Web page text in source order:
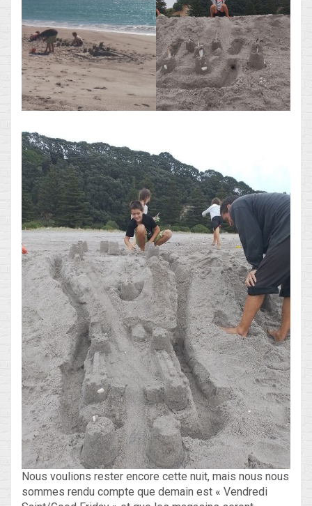
Nous voulions rester encore cette nuit, mais nous nous
sommes rendu compte que demain est « Vendredi